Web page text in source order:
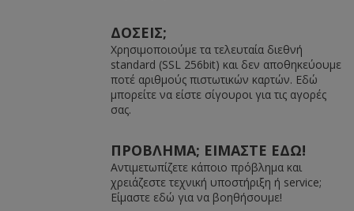
ΔΟΣΕΙΣ;
Χρησιμοποιούμε τα τελευταία διεθνή
standard (SSL 256bit) και δεν αποθηκεύουμε
ποτέ αριθμούς πιστωτικών καρτών. Εδώ
μπορείτε να είστε σίγουροι για τις αγορές
σας.
ΠΡΟΒΛΗΜΑ; ΕΙΜΑΣΤΕ ΕΔΩ!
Αντιμετωπίζετε κάποιο πρόβλημα και
χρειάζεστε τεχνική υποστήριξη ή service;
Είμαστε εδώ για να βοηθήσουμε!